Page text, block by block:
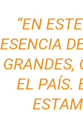
“EN
ESENCIA
GRANDES,
EL PAÍS.